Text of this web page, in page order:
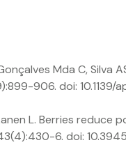
Mda C, Silva
906. doi: 10.1139/
L. Berries reduce
6. doi: 10.3945/